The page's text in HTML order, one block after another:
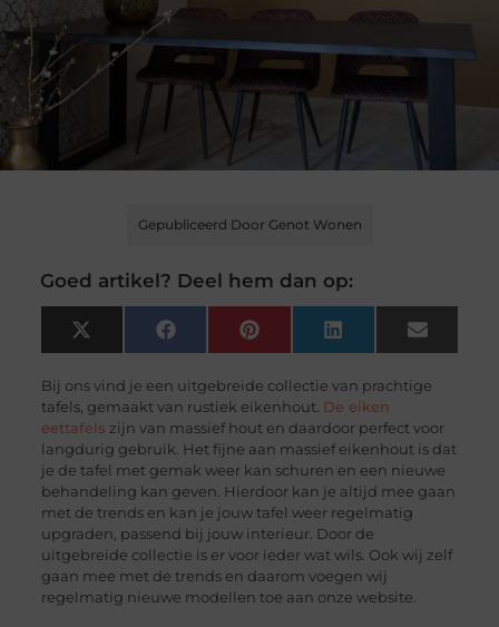
Gepubliceerd Door Genot Wonen
Goed artikel? Deel hem dan op:
X
(Twitter)
FacebookPinterest LinkedIn Email
Bij ons vind je een uitgebreide collectie van prachtige
tafels, gemaakt van rustiek eikenhout. De eiken
eettafels zijn van massief hout en daardoor perfect voor
langdurig gebruik. Het fijne aan massief eikenhout is dat
je de tafel met gemak weer kan schuren en een nieuwe
behandeling kan geven. Hierdoor kan je altijd mee gaan
met de trends en kan je jouw tafel weer regelmatig
upgraden, passend bij jouw interieur. Door de
uitgebreide collectie is er voor ieder wat wils. Ook wij zelf
gaan mee met de trends en daarom voegen wij
regelmatig nieuwe modellen toe aan onze website.